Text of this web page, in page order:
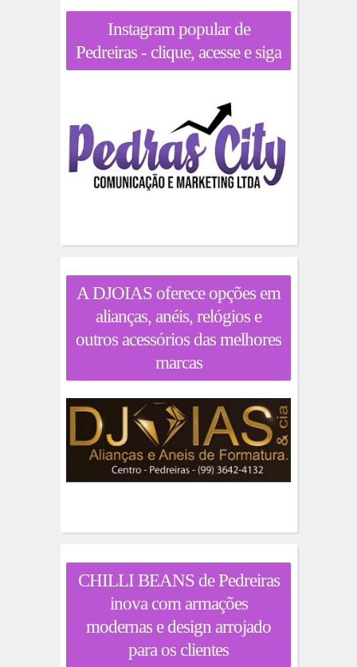
Instagram popular de
Pedreiras - clique, acesse e siga
A DJOIAS oferece opções em
alianças, anéis, relógios e
outros acessórios das melhores
marcas
CHILLI BEANS de Pedreiras
inova com armações
modernas e design arrojado
para os clientes